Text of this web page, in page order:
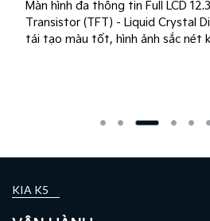
Màn hình đa thông tin Full LCD
Transistor (TFT) - Liquid Crystal
tái tạo màu tốt, hình ảnh sắc nét
KIA K5